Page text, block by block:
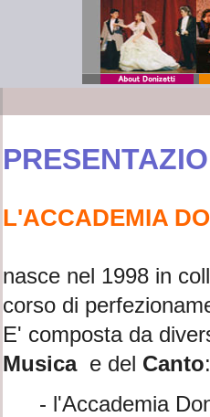
L'ACCADEMIA
nasce nel 1998 in
corso di
E' composta da
Musica e del Canto:
- l'Accademia